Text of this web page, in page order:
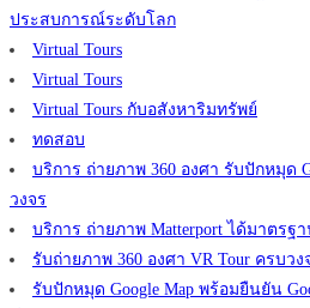
ประสบการณ์ระดับโลก
Virtual Tours
Virtual Tours
Virtual Tours กับอสังหาริมทรัพย์
ทดสอบ
บริการ ถ่ายภาพ 360 องศา รับปักหมุด
วงจร
บริการ ถ่ายภาพ Matterport ได้มาตรฐ
รับถ่ายภาพ 360 องศา VR Tour ครบวง
รับปักหมุด Google Map พร้อมยืนยัน